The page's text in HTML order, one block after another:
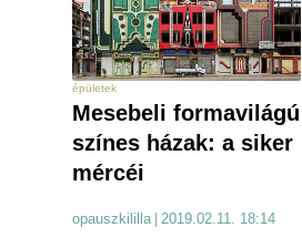
épületek
Mesebeli formavilágú
színes házak: a siker
mércéi
opauszkililla | 2019.02.11. 18:14